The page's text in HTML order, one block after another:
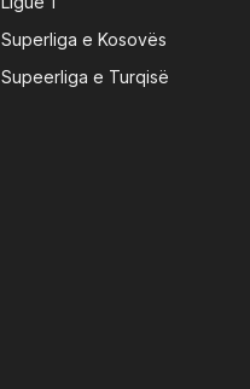
Superliga e Kosovës
Supeerliga e Turqisë